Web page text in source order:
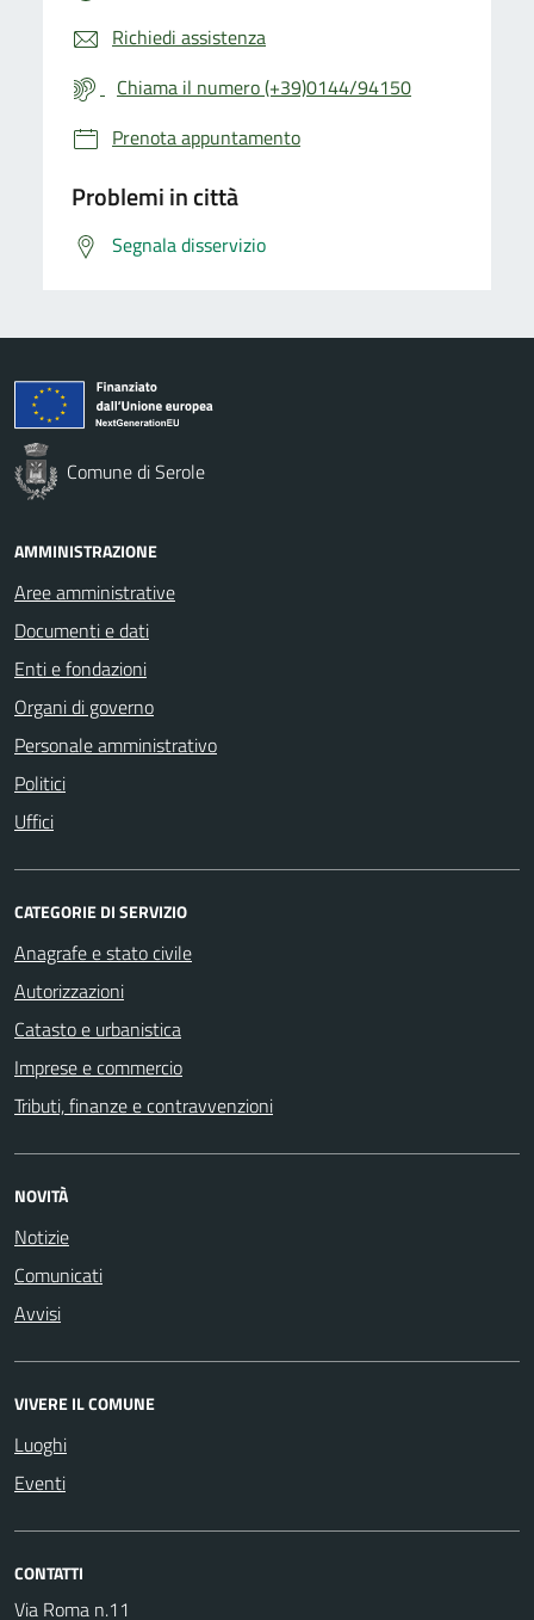
Richiedi assistenza
Chiama il numero (+39)0144/94150
Prenota appuntamento
Problemi in città
Segnala disservizio
Comune di Serole
AMMINISTRAZIONE
Aree amministrative
Documenti e dati
Enti e fondazioni
Organi di governo
Personale amministrativo
Politici
Uffici
CATEGORIE DI SERVIZIO
Anagrafe e stato civile
Autorizzazioni
Catasto e urbanistica
Imprese e commercio
Tributi, finanze e contravvenzioni
NOVITÀ
Notizie
Comunicati
Avvisi
VIVERE IL COMUNE
Luoghi
Eventi
CONTATTI
Via Roma n.11